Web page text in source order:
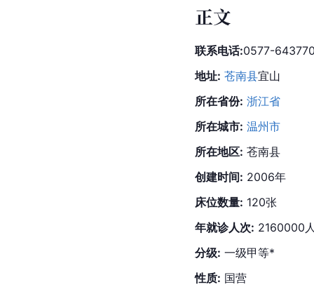
正文
联系电话:0577-
地址: 苍南县宜山
所在省份: 浙江省
所在城市: 温州市
所在地区: 苍南县
创建时间: 2006年
床位数量: 120张
年就诊人次: 2160000
分级: 一级甲等*
性质: 国营